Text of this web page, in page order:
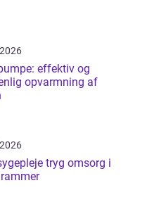
effektiv og
opvarmning af
tryg omsorg i